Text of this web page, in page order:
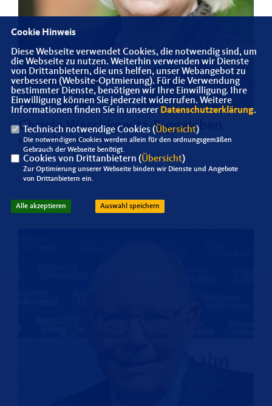
Christa Waschkowitz-Biggeleben
stv. Landesvorsitzende
Cookie Hinweis
Diese Webseite verwendet Cookies, die notwendig sind, um
die Webseite zu nutzen. Weiterhin verwenden wir Dienste
von Drittanbietern, die uns helfen, unser Webangebot zu
verbessern (Website-Optmierung). Für die Verwendung
bestimmter Dienste, benötigen wir Ihre Einwilligung. Ihre
Einwilligung können Sie jederzeit widerrufen. Weitere
Informationen finden Sie in unserer Datenschutzerklärung.
Technisch notwendige Cookies (Übersicht)
Die notwendigen Cookies werden allein für den ordnungsgemäßen
Gebrauch der Webseite benötigt.
Cookies von Drittanbietern (Übersicht)
Zur Optimierung unserer Webseite binden wir Dienste und Angebote
von Drittanbietern ein.
Alle akzeptieren Auswahl speichern